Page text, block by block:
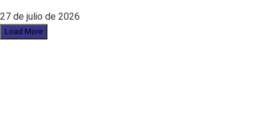
27 de julio de 2026
Load More